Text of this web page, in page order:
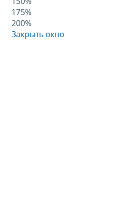
175%
200%
Закрыть окно